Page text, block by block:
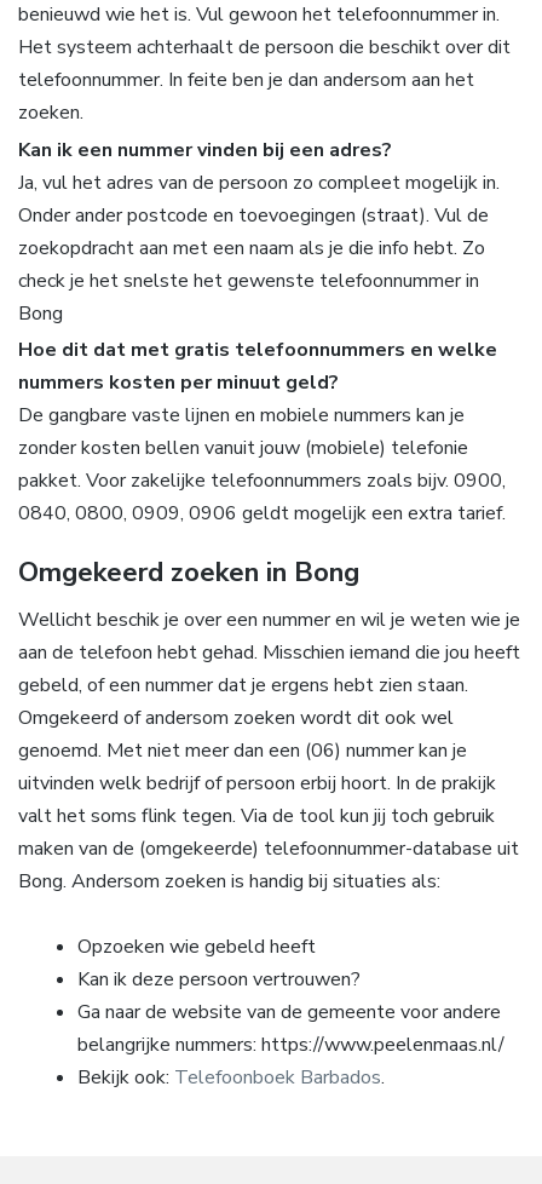
benieuwd wie het is. Vul gewoon het telefoonnummer in.
Het systeem achterhaalt de persoon die beschikt over dit
telefoonnummer. In feite ben je dan andersom aan het
zoeken.
Kan ik een nummer vinden bij een adres?
Ja, vul het adres van de persoon zo compleet mogelijk in.
Onder ander postcode en toevoegingen (straat). Vul de
zoekopdracht aan met een naam als je die info hebt. Zo
check je het snelste het gewenste telefoonnummer in
Bong
Hoe dit dat met gratis telefoonnummers en welke
nummers kosten per minuut geld?
De gangbare vaste lijnen en mobiele nummers kan je
zonder kosten bellen vanuit jouw (mobiele) telefonie
pakket. Voor zakelijke telefoonnummers zoals bijv. 0900,
0840, 0800, 0909, 0906 geldt mogelijk een extra tarief.
Omgekeerd zoeken in Bong
Wellicht beschik je over een nummer en wil je weten wie je
aan de telefoon hebt gehad. Misschien iemand die jou heeft
gebeld, of een nummer dat je ergens hebt zien staan.
Omgekeerd of andersom zoeken wordt dit ook wel
genoemd. Met niet meer dan een (06) nummer kan je
uitvinden welk bedrijf of persoon erbij hoort. In de prakijk
valt het soms flink tegen. Via de tool kun jij toch gebruik
maken van de (omgekeerde) telefoonnummer-database uit
Bong. Andersom zoeken is handig bij situaties als:
Opzoeken wie gebeld heeft
Kan ik deze persoon vertrouwen?
Ga naar de website van de gemeente voor andere
belangrijke nummers: https://www.peelenmaas.nl/
Bekijk ook: Telefoonboek Barbados.